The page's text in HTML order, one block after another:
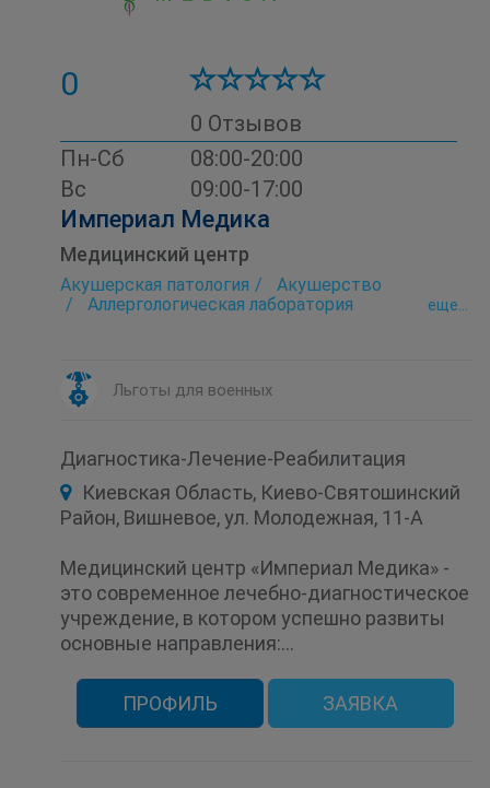
0
0 Отзывов
Пн-Сб
08:00-20:00
Вс
09:00-17:00
Империал Медика
Медицинский центр
Акушерская патология
Акушерство
Аллергологическая лаборатория
Биохимическая лаборатория
Вакцинация (прививка)
Гастроэнтерология
Гельминтология
Гематологические исследования
Генетическая диагностика
Гинекология
Гипертония
панель
Гистологические исследования
Дальнозоркость
Дерматовенерология
Дерматология
Детская гинекология
Детская дерматология
Детская кардиология
Детская кардиоревматология
Детская консультация
Детская неврология
Детская ортопедия
eще...
Льготы для военных
Диагностика-Лечение-Реабилитация
Киевская Область, Киево-Святошинский
Район, Вишневое, ул. Молодежная, 11-А
Медицинский центр «Империал Медика» -
это современное лечебно-диагностическое
учреждение, в котором успешно развиты
основные направления:...
ПРОФИЛЬ ЗАЯВКА